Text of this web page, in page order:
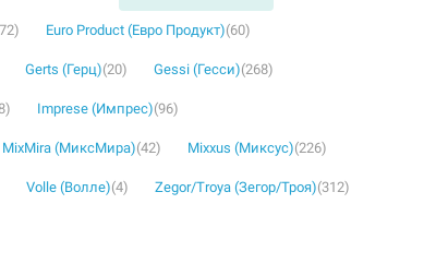
Euro Product (Евро Продукт)(60)
Gerts (Герц)(20) Gessi (Гесси)(268)
Imprese (Импрес)(96)
MixMira (МиксМира)(42) Mixxus (Миксус)(226)
Volle (Волле)(4) Zegor/Troya (Зегор/Троя)(312)